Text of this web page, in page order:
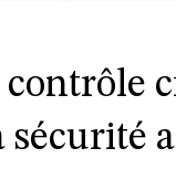
contrôle
sécurité